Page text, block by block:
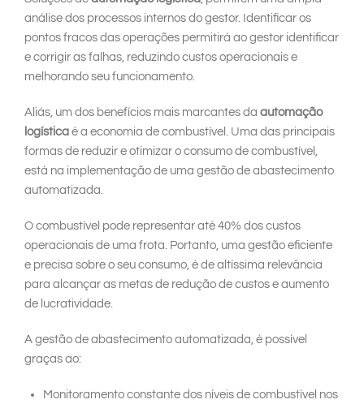
análise dos processos internos do gestor. Identificar os
pontos fracos das operações permitirá ao gestor identificar
e corrigir as falhas, reduzindo custos operacionais e
melhorando seu funcionamento.
Aliás, um dos benefícios mais marcantes da automação
logística é a economia de combustível. Uma das principais
formas de reduzir e otimizar o consumo de combustível,
está na implementação de uma gestão de abastecimento
automatizada.
O combustível pode representar até 40% dos custos
operacionais de uma frota. Portanto, uma gestão eficiente
e precisa sobre o seu consumo, é de altíssima relevância
para alcançar as metas de redução de custos e aumento
de lucratividade.
A gestão de abastecimento automatizada, é possível
graças ao:
Monitoramento constante dos níveis de combustível nos